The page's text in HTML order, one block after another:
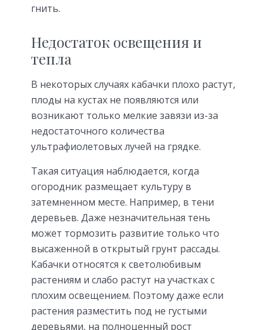
гнить.
Недостаток освещения и
тепла
В некоторых случаях кабачки плохо растут,
плоды на кустах не появляются или
возникают только мелкие завязи из-за
недостаточного количества
ультрафиолетовых лучей на грядке.
Такая ситуация наблюдается, когда
огородник размещает культуру в
затемненном месте. Например, в тени
деревьев. Даже незначительная тень
может тормозить развитие только что
высаженной в открытый грунт рассады.
Кабачки относятся к светолюбивым
растениям и слабо растут на участках с
плохим освещением. Поэтому даже если
растения разместить под не густыми
деревьями, на полноценный рост